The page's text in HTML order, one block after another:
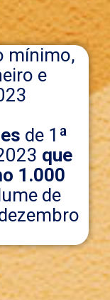
mínimo,
e
de 1ª
que
1.000
de